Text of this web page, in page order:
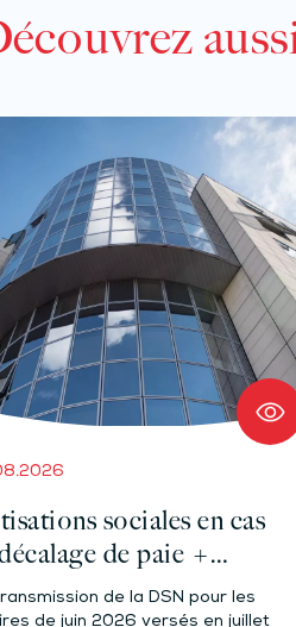
sociales en cas
de paie +
à la source des
et assimilés (effectif
de la DSN pour les
de juin 2026 versés en juillet